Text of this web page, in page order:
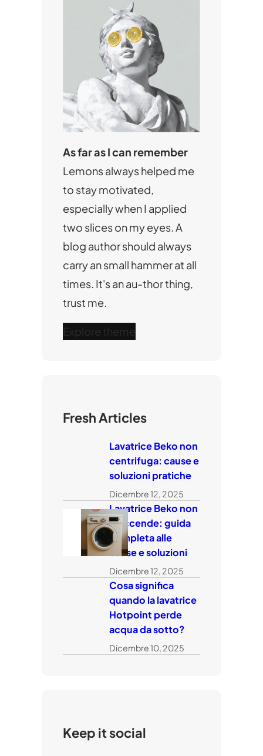
As far as I can remember
Lemons always helped me
to stay motivated,
especially when I applied
two slices on my eyes. A
blog author should always
carry an small hammer at all
times. It's an au-thor thing,
trust me.
Explore theme
Fresh Articles
Lavatrice Beko non
centrifuga: cause e
soluzioni pratiche
Dicembre 12, 2025
Lavatrice Beko non
si accende: guida
completa alle
cause e soluzioni
Dicembre 12, 2025
Cosa significa
quando la lavatrice
Hotpoint perde
acqua da sotto?
Dicembre 10, 2025
Keep it social